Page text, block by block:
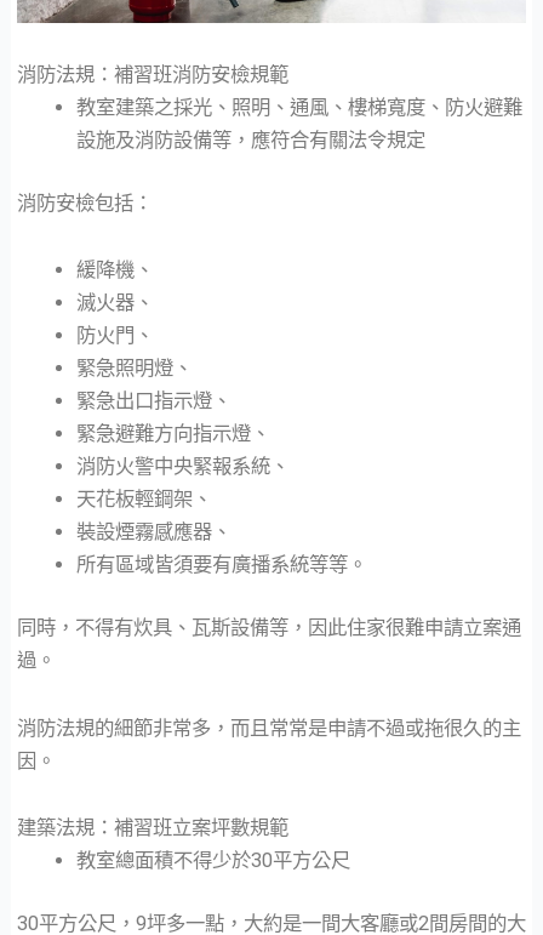
消防法規：補習班消防安檢規範
教室建築之採光、照明、通風、樓梯寬度、防火避難
設施及消防設備等，應符合有關法令規定
消防安檢包括：
緩降機、
滅火器、
防火門、
緊急照明燈、
緊急出口指示燈、
緊急避難方向指示燈、
消防火警中央緊報系統、
天花板輕鋼架、
裝設煙霧感應器、
所有區域皆須要有廣播系統等等。
同時，不得有炊具、瓦斯設備等，因此住家很難申請立案通
過。
消防法規的細節非常多，而且常常是申請不過或拖很久的主
因。
建築法規：補習班立案坪數規範
教室總面積不得少於30平方公尺
30平方公尺，9坪多一點，大約是一間大客廳或2間房間的大